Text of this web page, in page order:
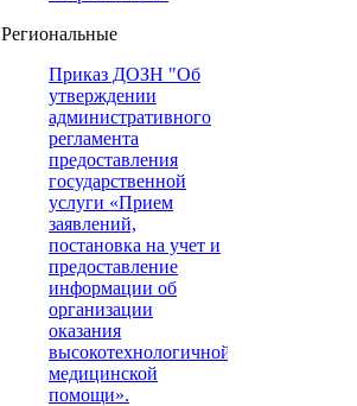
Региональные
Приказ ДОЗН "Об
утверждении
административного
регламента
предоставления
государственной
услуги «Прием
заявлений,
постановка на учет и
предоставление
информации об
организации
оказания
высокотехнологичной
медицинской
помощи».